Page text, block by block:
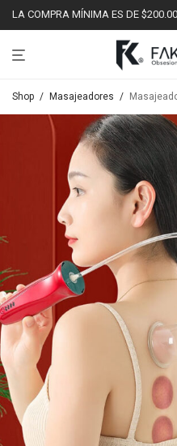
LA COMPRA MÍNIMA ES DE
Shop / Masajeadores /